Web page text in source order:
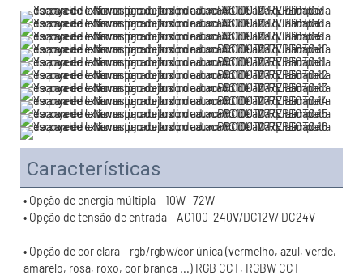
Características
• Opção de cor clara - rgb/rgbw/cor única (vermelho, azul, verde,